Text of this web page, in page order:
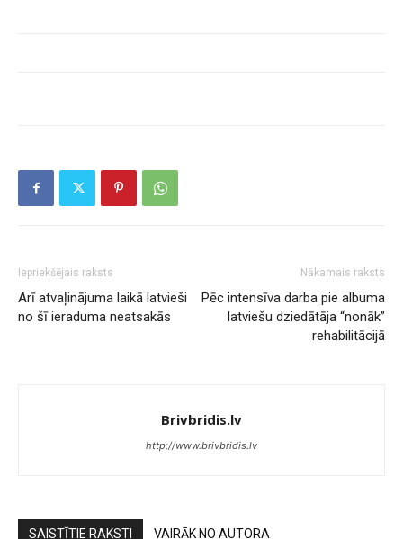
Iepriekšējais raksts
Arī atvaļinājuma laikā latvieši
no šī ieraduma neatsakās
Nākamais raksts
Pēc intensīva darba pie albuma
latviešu dziedātāja “nonāk”
rehabilitācijā
Brivbridis.lv
http://www.brivbridis.lv
SAISTĪTIE RAKSTI VAIRĀK NO AUTORA